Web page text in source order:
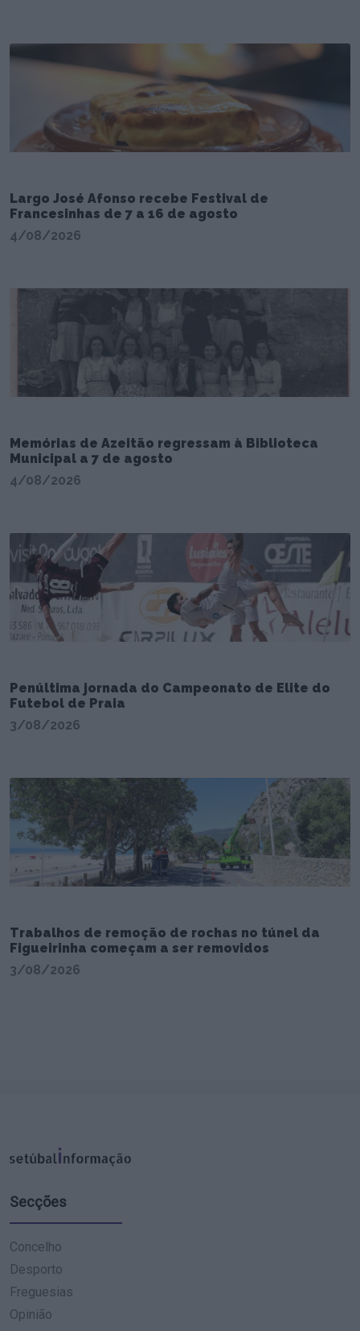
Largo José Afonso recebe Festival de
Francesinhas de 7 a 16 de agosto
4/08/2026
Memórias de Azeitão regressam à Biblioteca
Municipal a 7 de agosto
4/08/2026
Penúltima jornada do Campeonato de Elite do
Futebol de Praia
3/08/2026
Trabalhos de remoção de rochas no túnel da
Figueirinha começam a ser removidos
3/08/2026
Secções
Concelho
Desporto
Freguesias
Opinião